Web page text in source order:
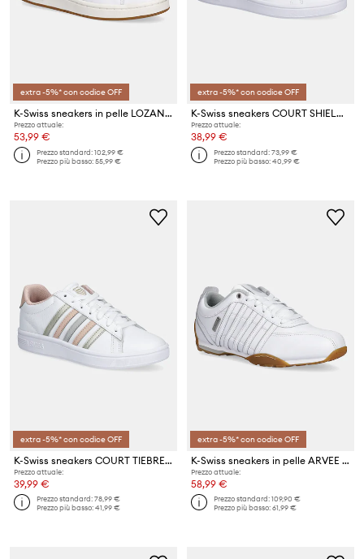
extra -5%* con codice OFF
K-Swiss sneakers in pelle LOZAN KLUB LTH
Prezzo attuale:
53,99 €
Prezzo standard:102,99 €
Prezzo più basso:55,99 €
extra -5%* con codice OFF
K-Swiss sneakers COURT SHIELD II
Prezzo attuale:
38,99 €
Prezzo standard:73,99 €
Prezzo più basso:40,99 €
extra -5%* con codice OFF
K-Swiss sneakers COURT TIEBREAK II
Prezzo attuale:
39,99 €
Prezzo standard:78,99 €
Prezzo più basso:41,99 €
extra -5%* con codice OFF
K-Swiss sneakers in pelle ARVEE 1.5
Prezzo attuale:
58,99 €
Prezzo standard:109,90 €
Prezzo più basso:61,99 €